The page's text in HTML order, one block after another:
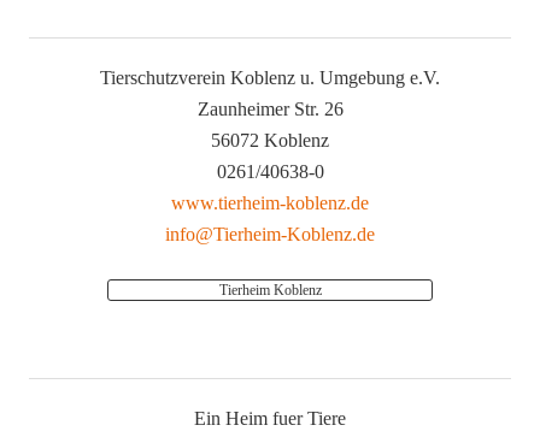
Tierschutzverein Koblenz u. Umgebung e.V.
Zaunheimer Str. 26
56072 Koblenz
0261/40638-0
www.tierheim-koblenz.de
info@Tierheim-Koblenz.de
Tierheim Koblenz
Ein Heim fuer Tiere